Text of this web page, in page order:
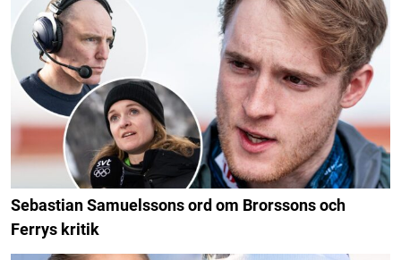
Sebastian Samuelssons ord om Brorssons och
Ferrys kritik